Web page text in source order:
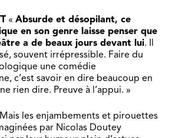
« Absurde et désopilant, ce
en son genre laisse penser que
a de beaux jours devant lui. Il
souvent irrépressible. Faire du
une comédie
c’est savoir en dire beaucoup en
rien dire. Preuve à l’appui. »
les enjambements et pirouettes
par Nicolas Doutey